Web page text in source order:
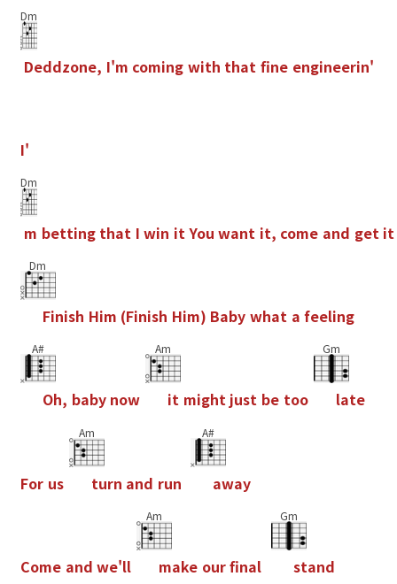
Dm
Deddzone, I'm coming with that fne engineerin'
I'
Dm
m betting that I win it You want it, come and get it
Dm
Finish Him (Finish Him) Baby what a feeling
A#
Oh, baby now
Am
it might just be too
Gm
late
For us
Am
turn and run
A#
away
Come and we'll
Am
make ourfnal
Gm
stand